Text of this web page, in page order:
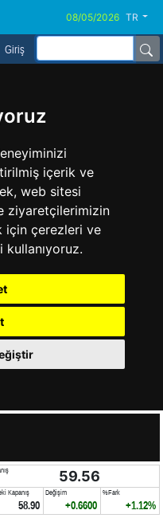
içerik ve
web sitesi
ziyaretçilerimizin
için çerezleri ve
TR
Giriş
59.56
Kapanış
58.90
Değişim
+0.6600
%Fark
+1.12%